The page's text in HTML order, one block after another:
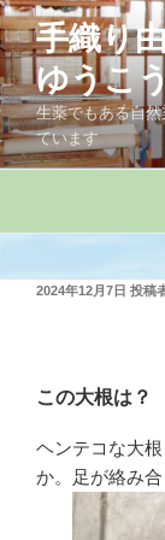
コ
ン
テ
ン
ツ
へ
手織り
ゆうこ
生薬でもある自
ています
投
2024年12月7日 投稿
この大根は？
ヘンテコな大
か。足が絡み